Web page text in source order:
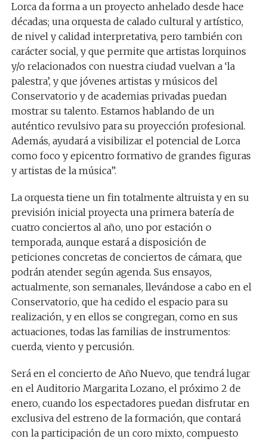
Lorca da forma a un proyecto anhelado desde hace
décadas; una orquesta de calado cultural y artístico,
de nivel y calidad interpretativa, pero también con
carácter social, y que permite que artistas lorquinos
y/o relacionados con nuestra ciudad vuelvan a ‘la
palestra’, y que jóvenes artistas y músicos del
Conservatorio y de academias privadas puedan
mostrar su talento. Estamos hablando de un
auténtico revulsivo para su proyección profesional.
Además, ayudará a visibilizar el potencial de Lorca
como foco y epicentro formativo de grandes figuras
y artistas de la música”.
La orquesta tiene un fin totalmente altruista y en su
previsión inicial proyecta una primera batería de
cuatro conciertos al año, uno por estación o
temporada, aunque estará a disposición de
peticiones concretas de conciertos de cámara, que
podrán atender según agenda. Sus ensayos,
actualmente, son semanales, llevándose a cabo en el
Conservatorio, que ha cedido el espacio para su
realización, y en ellos se congregan, como en sus
actuaciones, todas las familias de instrumentos:
cuerda, viento y percusión.
Será en el concierto de Año Nuevo, que tendrá lugar
en el Auditorio Margarita Lozano, el próximo 2 de
enero, cuando los espectadores puedan disfrutar en
exclusiva del estreno de la formación, que contará
con la participación de un coro mixto, compuesto